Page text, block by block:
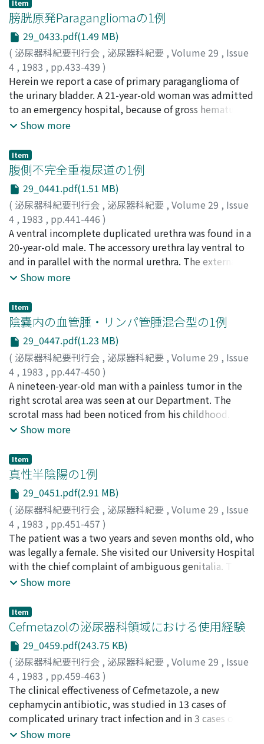
diagnosis was angiomyolipoma. The usefulness of
ultrasonography and computed tomography in the
preoperative diagnosis of this clinical entity and the
possibility of association with renal cell carcinoma are
discussed.
of renal leiomyosarcoma are discussed, and the
association of penile carcinoma with other malignant
tumors is reviewed.
Item
膀胱原発Paragangliomaの1例
29_0433.pdf(1.49 MB)
( 泌尿器科紀要刊行会 , 泌尿器科紀要 , Volume 29 , Issue
4 , 1983 , pp.433-439 )
出口, 隆;山羽, 正義;岡野, 学;前田, 真一;長谷川, 義和;兼
松, 稔;栗山, 学;河田, 幸道;西浦, 常雄;杉江, 茂幸;西川, 秋
佳;高橋, 正宣;Deguchi, Takashi;Yamaha, Masayoshi
Okano, Manabu
Yukimichi
Nishikawa, Akiyoshi;Takahashi, Masanori
Herein we report a case of primary paraganglioma of
the urinary bladder. A 21-year-old woman was admitted
to an emergency hospital, because of gross hematuria,
dysuria and complete urinary retention. Pelvic CT scan
and coagulated blood mass, then she was referred to
our clinic for further treatment. On cystoscopy a dark
brown lobular tumor was seen on the anterior wall. The
bladder tumor was removed by partial cystectomy. The
operative specimen measured 6 X 4 X 3 cm and weighed
50 g. Histological examination showed it to be a
paraganglioma of the urinary bladder, which was
chromaffin positive. Her serum and urinary
catecholamine level were within the normal range after
operation. She is now ten months postoperative, free
signs of disease including metastasis.
Show more
Item
腹側不完全重複尿道の1例
29_0441.pdf(1.51 MB)
( 泌尿器科紀要刊行会 , 泌尿器科紀要 , Volume 29 , Issue
4 , 1983 , pp.441-446 )
藤島, 幹彦;鈴木, 薫;佐久間, 芳文; 藤塚, 勲;久保, 隆;小池,
博之;Fujishima, Mikihiko;Suzuki, Kaoru ;Sakuma,
Yoshifumi;Fujizuka, Isao;Kubo, Takashi;Koike,
Hiroyuki
A ventral incomplete duplicated urethra was found in a
20-year-old male. The accessory urethra lay ventral to
and in parallel with the normal urethra. The external
orifice of the accessory urethra was also ventral to the
hand, the accessory urethra was closed near the bulbar
region, and an abscess was found at the dead end. The
accessory urethra, which was 9 cm long, was surgically
removed. Histopathologically, the luminal surface was
covered with a stratified squamous epithelium; and,
smooth muscle and spongy tissue were observed
around the accessory urethra. The classification of the
duplicated urethra is discussed.
Show more
Item
陰嚢内の血管腫・リンパ管腫混合型の1例
29_0447.pdf(1.23 MB)
( 泌尿器科紀要刊行会 , 泌尿器科紀要 , Volume 29 , Issue
4 , 1983 , pp.447-450 )
伊藤, 康久;藤本, 佳則;徳山, 宏基 ;酒井, 俊助;西浦, 常雄
Ito, Yasuhisa ;Fujimoto, Yoshinori;Tokuyama, Hiroki
Sakai, Shunsuke ;Nishiura, Tsuneo
A nineteen-year-old man with a painless tumor in the
right scrotal area was seen at our Department. The
scrotal mass had been noticed from his childhood. The
tumor was 8.2 X 5.2 X 5.0 cm weighed 47.3 g.
lymphangioma.
Show more
Item
真性半陰陽の1例
29_0451.pdf(2.91 MB)
( 泌尿器科紀要刊行会 , 泌尿器科紀要 , Volume 29 , Issue
4 , 1983 , pp.451-457 )
布施, 秀樹;皆川, 秀夫;伊藤, 晴夫; 島崎, 淳;Fuse, Hideki;
Minagawa, Hideo;Ito, Haruo;Shimazaki, Jun
The patient was a two years and seven months old, who
was legally a female. She visited our University Hospital
with the chief complaint of ambiguous genitalia. The
hypertrophied clitoris was 13 mm in length and 11 mm
were observed separately. The testis-like mass was
palpable in the right labium. She had a karyotype of
46XX . The Urinary excretion of 17 KS and pregnanetriol
and serum 17 alpha-hydroxyprogesterone were within
the normal range. Vaginography showed the vagina,
uterus and left fallopian tube. At exploratory
laparotomy, we found the uterus and left fallopian
tube; the left and right gonads were in the
intraperitoneal cavity and the inguinal canal,
respectively. To build female characteristics,
Show more
Item
Cefmetazolの泌尿器科領域における使用経験
29_0459.pdf(243.75 KB)
( 泌尿器科紀要刊行会 , 泌尿器科紀要 , Volume 29 , Issue
4 , 1983 , pp.459-463 )
淡河, 洋一;矢野, 正憲;小倉, 邦博;Aga, Yoichi ;Yano,
Masanori;Ogura, Kunihiro
The clinical effectiveness of Cefmetazole, a new
cephamycin antibiotic, was studied in 13 cases of
complicated urinary tract infection and in 3 cases of
acute simple pyelonephritis. The drug was
Show more